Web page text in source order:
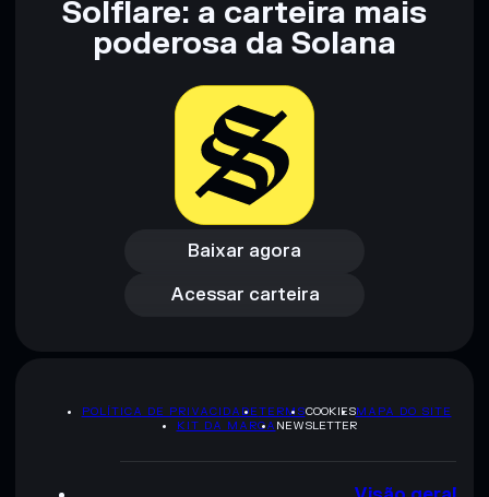
Solflare: a carteira mais
poderosa da Solana
Baixar agora
Baixar agora
Acessar carteira
Acessar carteira
POLÍTICA DE PRIVACIDADETERMSCOOKIESMAPA DO SITE
KIT DA MARCA NEWSLETTER